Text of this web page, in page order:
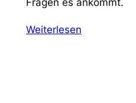
Fragen es ankommt.
Weiterlesen